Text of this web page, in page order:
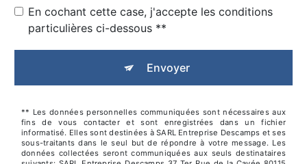
En cochant cette case, j'accepte les conditions
particulières ci-dessous **
Envoyer
** Les données personnelles communiquées sont nécessaires aux
fins de vous contacter et sont enregistrées dans un fichier
informatisé. Elles sont destinées à SARL Entreprise Descamps et ses
sous-traitants dans le seul but de répondre à votre message. Les
données collectées seront communiquées aux seuls destinataires